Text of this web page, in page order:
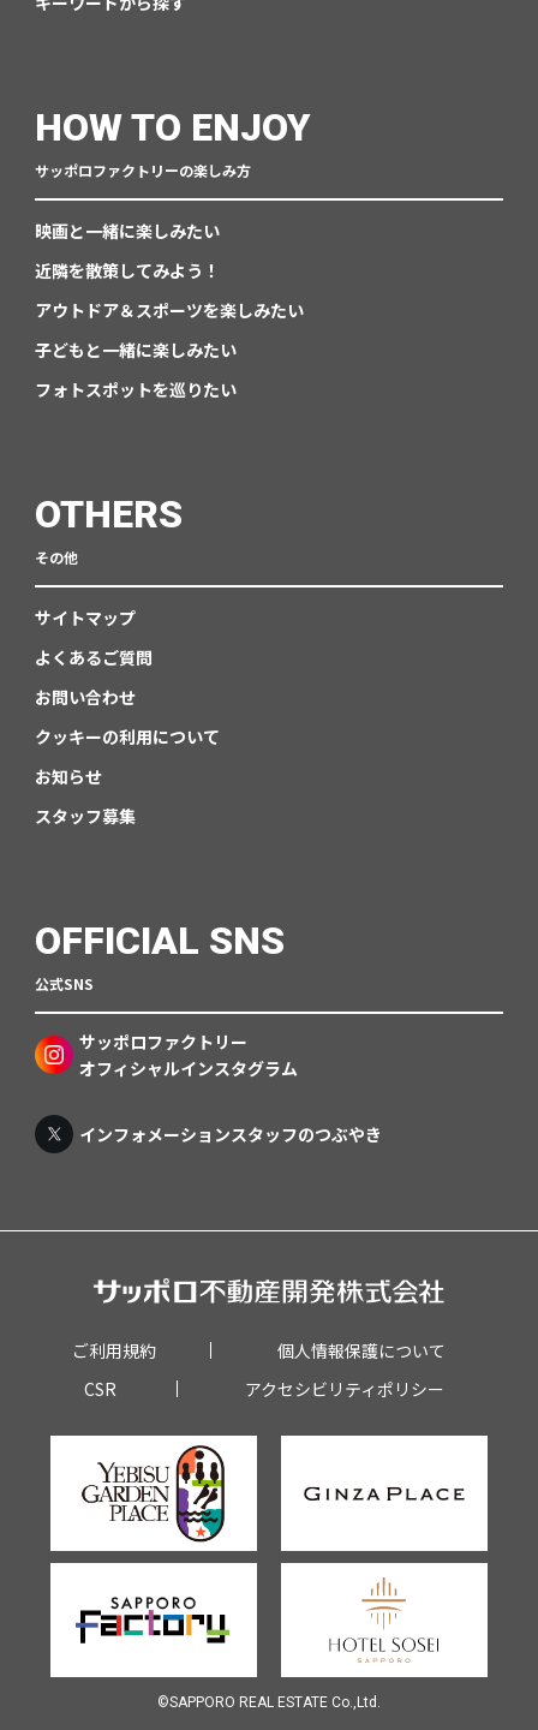
HOW TO ENJOY
サッポロファクトリーの楽しみ方
映画と一緒に楽しみたい
近隣を散策してみよう！
アウトドア＆スポーツを楽しみたい
子どもと一緒に楽しみたい
フォトスポットを巡りたい
OTHERS
その他
サイトマップ
よくあるご質問
お問い合わせ
クッキーの利用について
お知らせ
スタッフ募集
OFFICIAL SNS
公式SNS
サッポロファクトリー
オフィシャルインスタグラム
インフォメーションスタッフのつぶやき
ご利用規約
個人情報保護について
CSR
アクセシビリティポリシー
©︎SAPPORO REAL ESTATE Co.,Ltd.